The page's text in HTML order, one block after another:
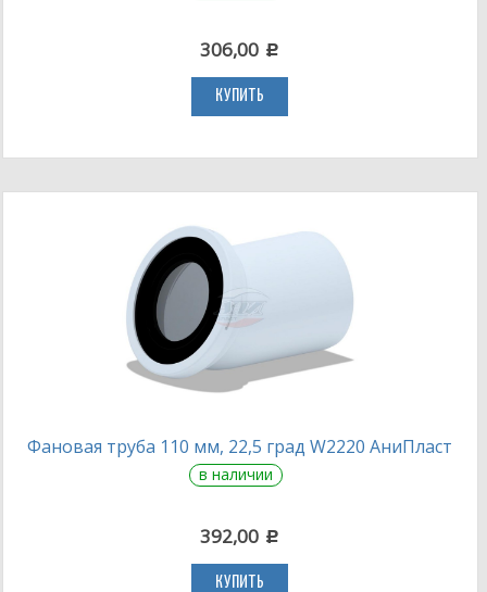
306,00 c
КУПИТЬ
Фановая труба 110 мм, 22,5 град W2220 АниПласт
в наличии
392,00 c
КУПИТЬ